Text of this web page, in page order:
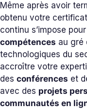
Même après avoir
obtenu votre
continu s’impose pour
compétences au gré
technologiques du
accroître votre
des conférences et
avec des projets
communautés en